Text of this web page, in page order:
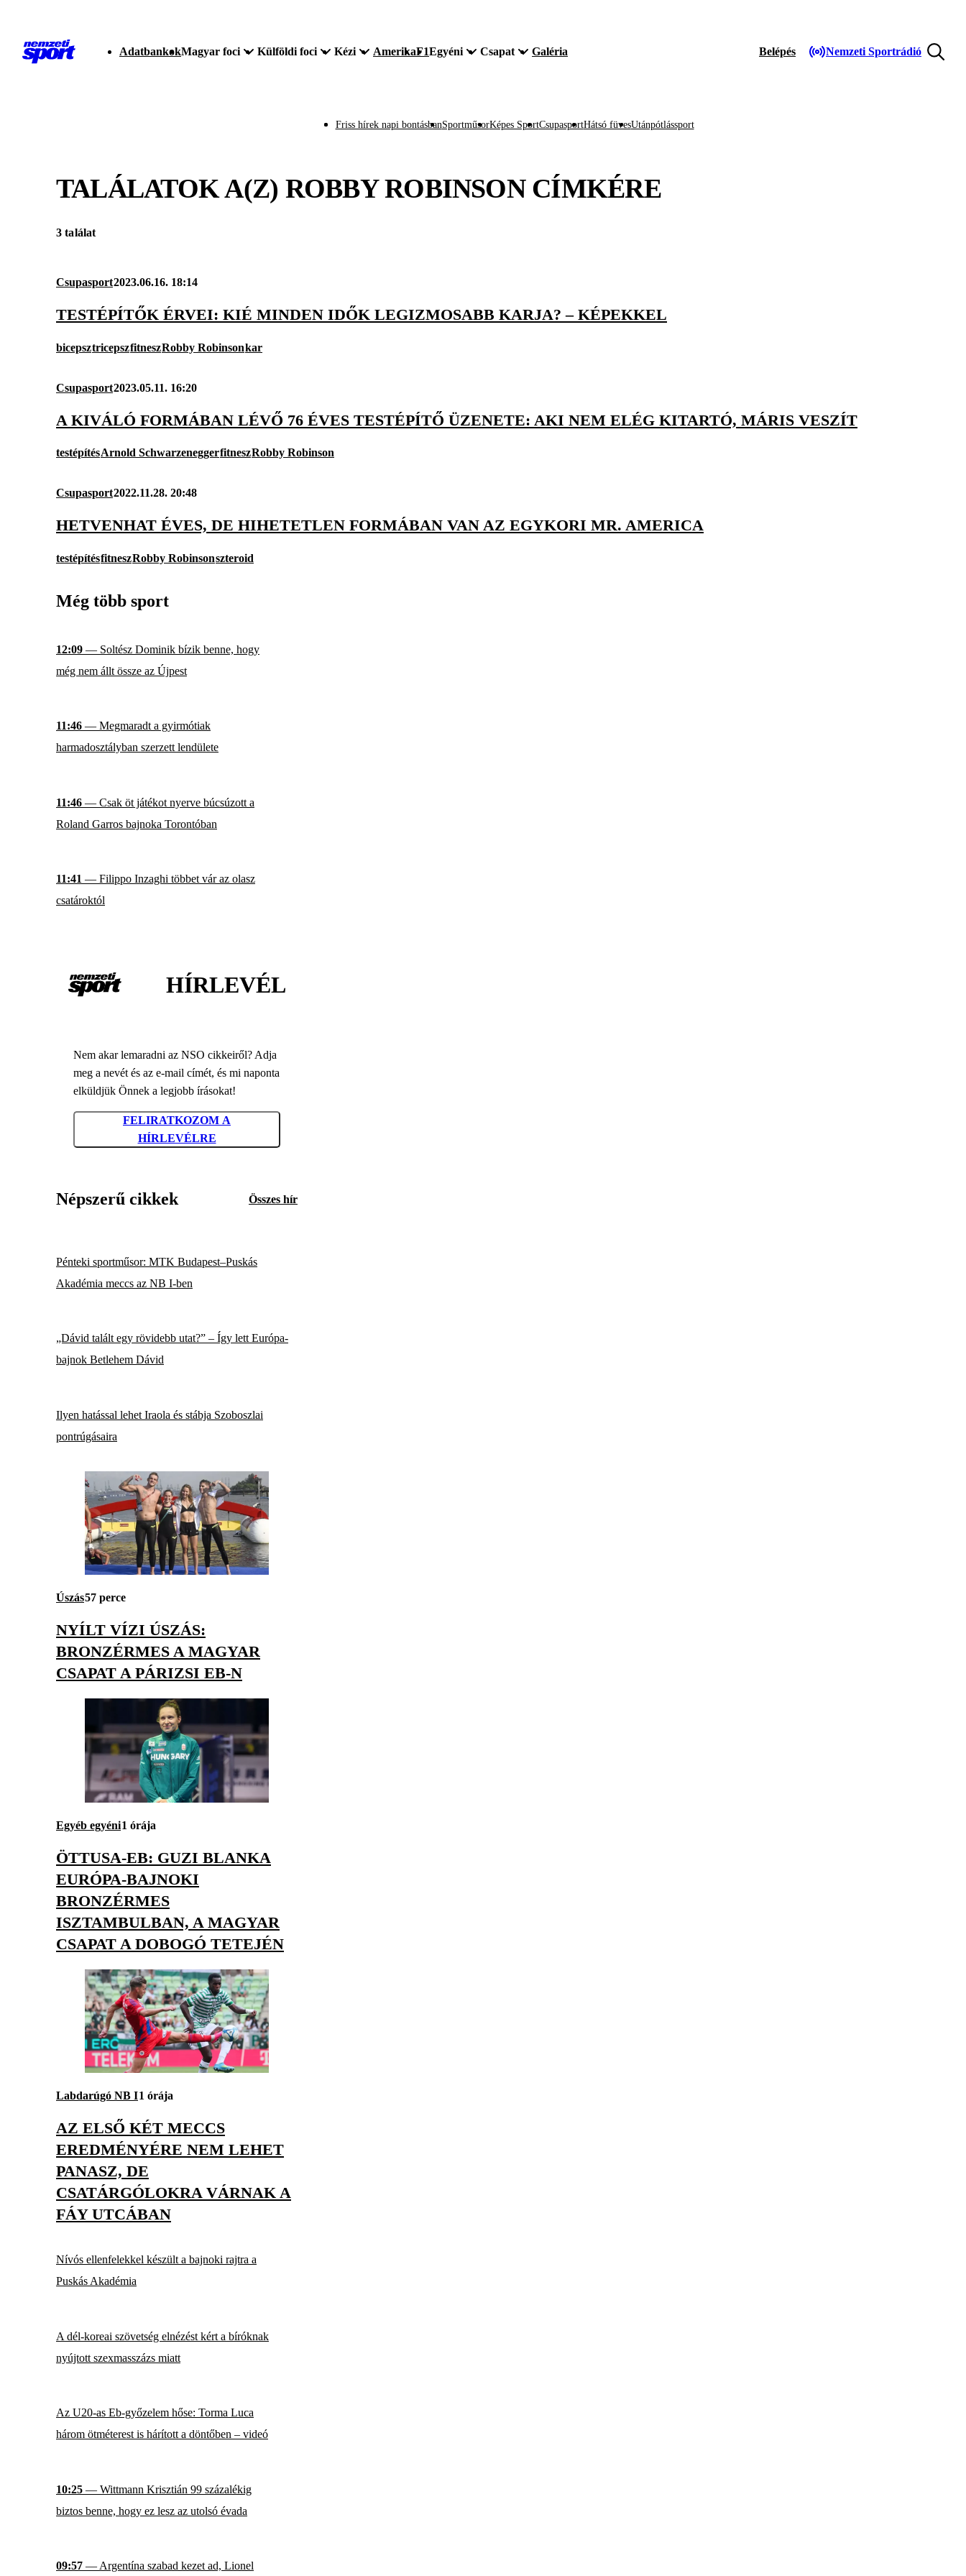
AdatbankokMagyar foci Külföldi foci Kézi AmerikaF1Egyéni Csapat Galéria Belépés Nemzeti Sportrádió
Friss hírek napi bontásbanSportműsorKépes SportCsupasportHátsó füvesUtánpótlássport
TALÁLATOK A(Z) ROBBY ROBINSONCÍMKÉRE
3 találat
Csupasport2023.06.16. 18:14
TESTÉPÍTŐK ÉRVEI: KIÉ MINDEN IDŐK LEGIZMOSABB KARJA? – KÉPEKKEL
bicepsztricepszfitneszRobby Robinsonkar
Csupasport2023.05.11. 16:20
A KIVÁLÓ FORMÁBAN LÉVŐ 76 ÉVES TESTÉPÍTŐ ÜZENETE: AKI NEM ELÉG KITARTÓ, MÁRIS VESZÍT
testépítésArnold SchwarzeneggerfitneszRobby Robinson
Csupasport2022.11.28. 20:48
HETVENHAT ÉVES, DE HIHETETLEN FORMÁBAN VAN AZ EGYKORI MR. AMERICA
testépítésfitneszRobby Robinsonszteroid
Még több sport
12:09 — Soltész Dominik bízik benne, hogy
még nem állt össze az Újpest
11:46 — Megmaradt a gyirmótiak
harmadosztályban szerzett lendülete
11:46 — Csak öt játékot nyerve búcsúzott a
Roland Garros bajnoka Torontóban
11:41 — Filippo Inzaghi többet vár az olasz
csatároktól
HÍRLEVÉL
Nem akar lemaradni az NSO cikkeiről? Adja
meg a nevét és az e-mail címét, és mi naponta
elküldjük Önnek a legjobb írásokat!
FELIRATKOZOM A
HÍRLEVÉLRE
Népszerű cikkek Összes hír
Pénteki sportműsor: MTK Budapest–Puskás
Akadémia meccs az NB I-ben
„Dávid talált egy rövidebb utat?” – Így lett Európa-
bajnok Betlehem Dávid
Ilyen hatással lehet Iraola és stábja Szoboszlai
pontrúgásaira
Úszás57 perce
NYÍLT VÍZI ÚSZÁS:
BRONZÉRMES A MAGYAR
CSAPAT A PÁRIZSI EB-N
Egyéb egyéni1 órája
ÖTTUSA-EB: GUZI BLANKA
EURÓPA-BAJNOKI
BRONZÉRMES
ISZTAMBULBAN, A MAGYAR
CSAPAT A DOBOGÓ TETEJÉN
Labdarúgó NB I1 órája
AZ ELSŐ KÉT MECCS
EREDMÉNYÉRE NEM LEHET
PANASZ, DE
CSATÁRGÓLOKRA VÁRNAK A
FÁY UTCÁBAN
Nívós ellenfelekkel készült a bajnoki rajtra a
Puskás Akadémia
A dél-koreai szövetség elnézést kért a bíróknak
nyújtott szexmasszázs miatt
Az U20-as Eb-győzelem hőse: Torma Luca
három ötméterest is hárított a döntőben – videó
10:25 — Wittmann Krisztián 99 százalékig
biztos benne, hogy ez lesz az utolsó évada
09:57 — Argentína szabad kezet ad, Lionel